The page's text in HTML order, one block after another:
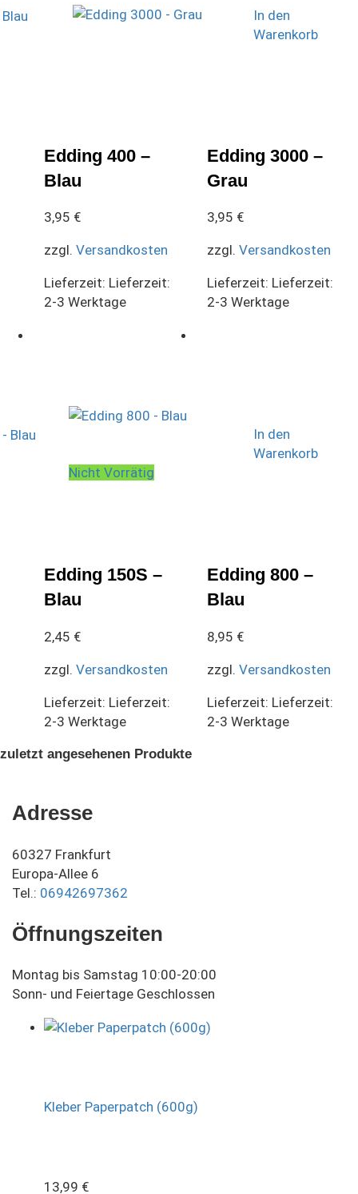
In den
Warenkorb
Edding 400 –
Blau
3,95 €
zzgl. Versandkosten
Lieferzeit: Lieferzeit:
2-3 Werktage
Edding 3000 –
Grau
3,95 €
zzgl. Versandkosten
Lieferzeit: Lieferzeit:
2-3 Werktage
In den
Warenkorb
Edding 150S –
Blau
2,45 €
zzgl. Versandkosten
Lieferzeit: Lieferzeit:
2-3 Werktage
Nicht Vorrätig
Edding 800 –
Blau
8,95 €
zzgl. Versandkosten
Lieferzeit: Lieferzeit:
2-3 Werktage
zuletzt angesehenen Produkte
Adresse
60327 Frankfurt
Europa-Allee 6
Tel.: 06942697362
Öffnungszeiten
Montag bis Samstag 10:00-20:00
Sonn- und Feiertage Geschlossen
Kleber Paperpatch (600g)
13,99 €